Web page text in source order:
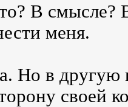
В смысле?
меня.
Но в другую
своей